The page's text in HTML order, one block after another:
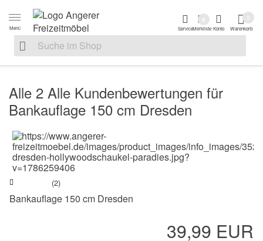
Zur Navigation springen
Menü
Suche nach
Suche im Shop, nach der Eingabe von 3 Buchstaben
ServiceMerkliste
0
Konto Warenkorb
Alle 2 Alle Kundenbewertungen für
Bankauflage 150 cm Dresden
(2)
Bankauflage 150 cm Dresden
39,99 EUR